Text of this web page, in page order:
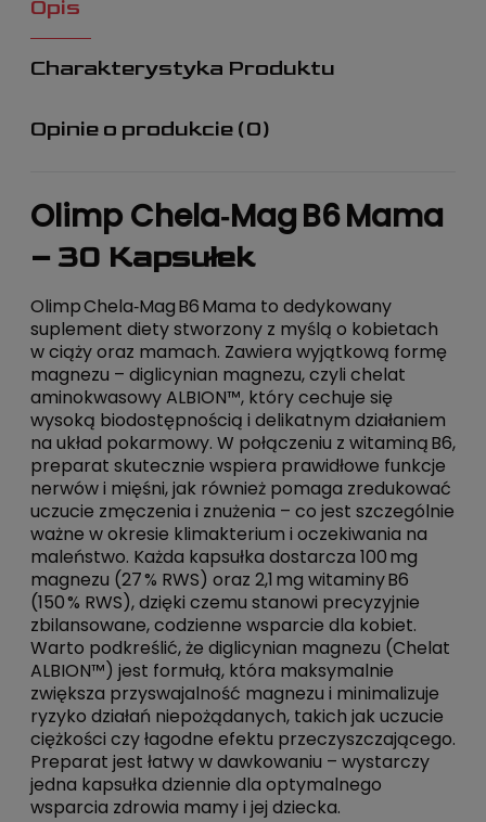
Opis
Charakterystyka Produktu
Opinie o produkcie (0)
Olimp Chela‑Mag B6 Mama
– 30 Kapsułek
Olimp Chela‑Mag B6 Mama to dedykowany
suplement diety stworzony z myślą o kobietach
w ciąży oraz mamach. Zawiera wyjątkową formę
magnezu – diglicynian magnezu, czyli chelat
aminokwasowy ALBION™, który cechuje się
wysoką biodostępnością i delikatnym działaniem
na układ pokarmowy. W połączeniu z witaminą B6,
preparat skutecznie wspiera prawidłowe funkcje
nerwów i mięśni, jak również pomaga zredukować
uczucie zmęczenia i znużenia – co jest szczególnie
ważne w okresie klimakterium i oczekiwania na
maleństwo. Każda kapsułka dostarcza 100 mg
magnezu (27 % RWS) oraz 2,1 mg witaminy B6
(150 % RWS), dzięki czemu stanowi precyzyjnie
zbilansowane, codzienne wsparcie dla kobiet.
Warto podkreślić, że diglicynian magnezu (Chelat
ALBION™) jest formułą, która maksymalnie
zwiększa przyswajalność magnezu i minimalizuje
ryzyko działań niepożądanych, takich jak uczucie
ciężkości czy łagodne efektu przeczyszczającego.
Preparat jest łatwy w dawkowaniu – wystarczy
jedna kapsułka dziennie dla optymalnego
wsparcia zdrowia mamy i jej dziecka.